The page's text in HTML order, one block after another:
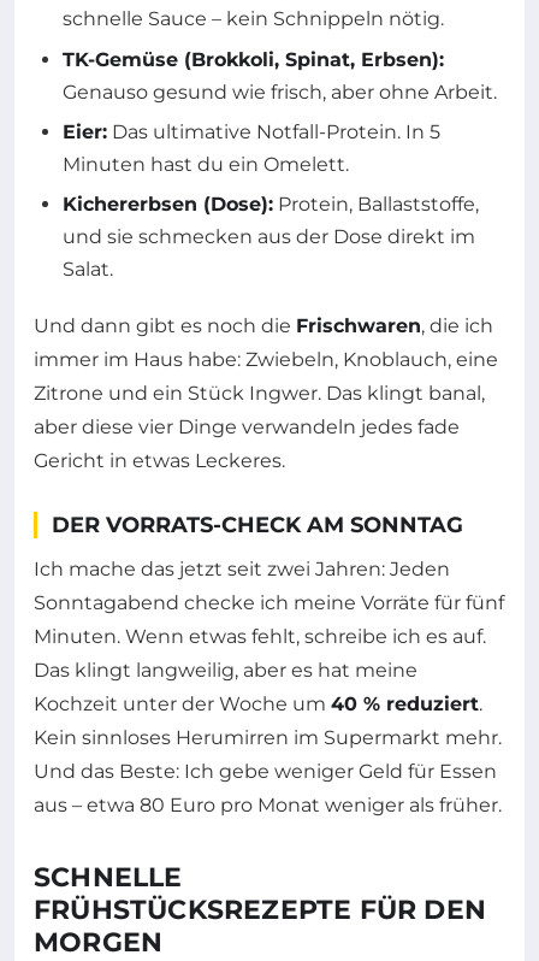
schnelle Sauce – kein Schnippeln nötig.
TK-Gemüse (Brokkoli, Spinat, Erbsen):
Genauso gesund wie frisch, aber ohne Arbeit.
Eier: Das ultimative Notfall-Protein. In 5
Minuten hast du ein Omelett.
Kichererbsen (Dose): Protein, Ballaststoffe,
und sie schmecken aus der Dose direkt im
Salat.
Und dann gibt es noch die Frischwaren, die ich
immer im Haus habe: Zwiebeln, Knoblauch, eine
Zitrone und ein Stück Ingwer. Das klingt banal,
aber diese vier Dinge verwandeln jedes fade
Gericht in etwas Leckeres.
DER VORRATS-CHECK AM SONNTAG
Ich mache das jetzt seit zwei Jahren: Jeden
Sonntagabend checke ich meine Vorräte für fünf
Minuten. Wenn etwas fehlt, schreibe ich es auf.
Das klingt langweilig, aber es hat meine
Kochzeit unter der Woche um 40 % reduziert.
Kein sinnloses Herumirren im Supermarkt mehr.
Und das Beste: Ich gebe weniger Geld für Essen
aus – etwa 80 Euro pro Monat weniger als früher.
SCHNELLE
FRÜHSTÜCKSREZEPTE FÜR DEN
MORGEN